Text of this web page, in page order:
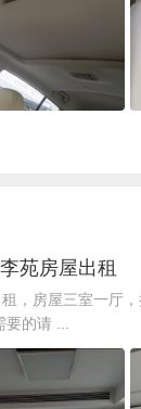
苑房屋出租
，房屋三室一厅
的请 ...